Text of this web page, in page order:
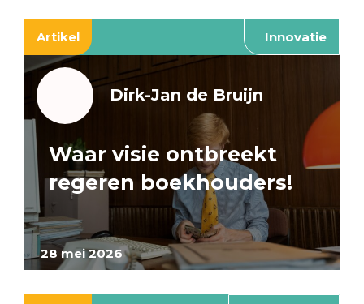
Artikel Innovatie
28 mei 2026
Dirk-Jan de Bruijn
Waar visie ontbreekt
regeren boekhouders!